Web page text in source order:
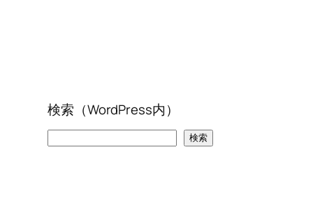
検索（WordPress内）
検索